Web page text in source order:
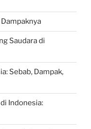
Saudara di
Sebab, Dampak,
Indonesia: